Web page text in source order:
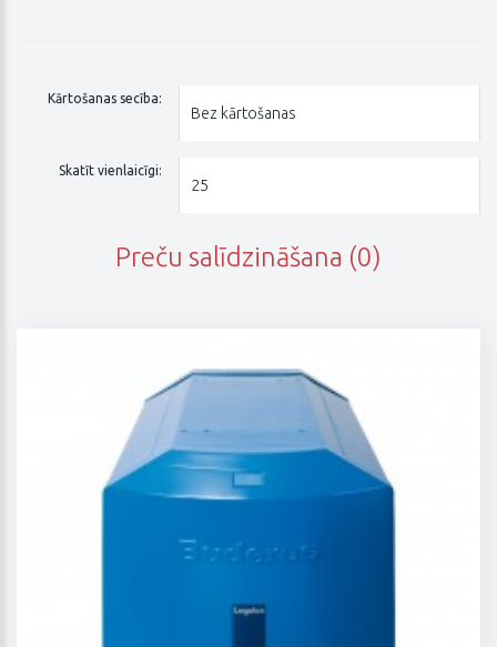
Kārtošanas secība:
Skatīt vienlaicīgi:
Preču salīdzināšana (0)